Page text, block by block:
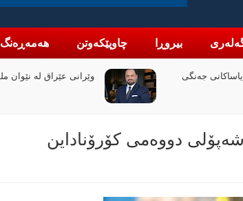
بیروڕا چاوپێکەوتن هەمەڕەنگ
و ئاگردا
دووەمی کۆرۆناداین